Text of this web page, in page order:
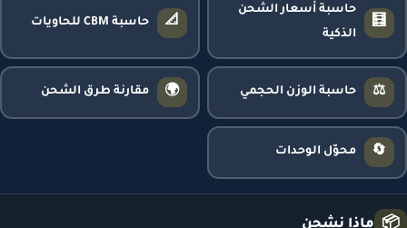
🧮
حاسبة أسعار الشحن
الذكية
📐 حاسبة CBM للحاويات
⚖️ حاسبة الوزن الحجمي 🌍 مقارنة طرق الشحن
🔄 محوّل الوحدات